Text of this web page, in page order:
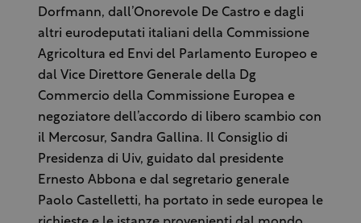
Dorfmann, dall’Onorevole De Castro e dagli
altri eurodeputati italiani della Commissione
Agricoltura ed Envi del Parlamento Europeo e
dal Vice Direttore Generale della Dg
Commercio della Commissione Europea e
negoziatore dell’accordo di libero scambio con
il Mercosur, Sandra Gallina. Il Consiglio di
Presidenza di Uiv, guidato dal presidente
Ernesto Abbona e dal segretario generale
Paolo Castelletti, ha portato in sede europea le